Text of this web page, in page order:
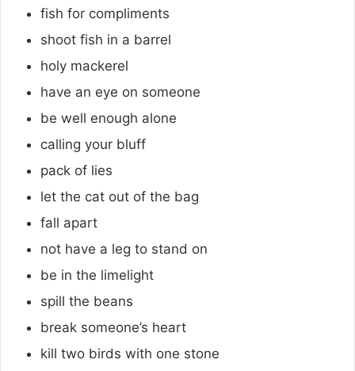
fish for compliments
shoot fish in a barrel
holy mackerel
have an eye on someone
be well enough alone
calling your bluff
pack of lies
let the cat out of the bag
fall apart
not have a leg to stand on
be in the limelight
spill the beans
break someone’s heart
kill two birds with one stone